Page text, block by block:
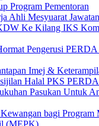
Program Pementoran
Ahli Mesyuarat
Ke Kilang IKS
Pengerusi
Imej &
Halal PKS
Pasukan Untuk
bagi